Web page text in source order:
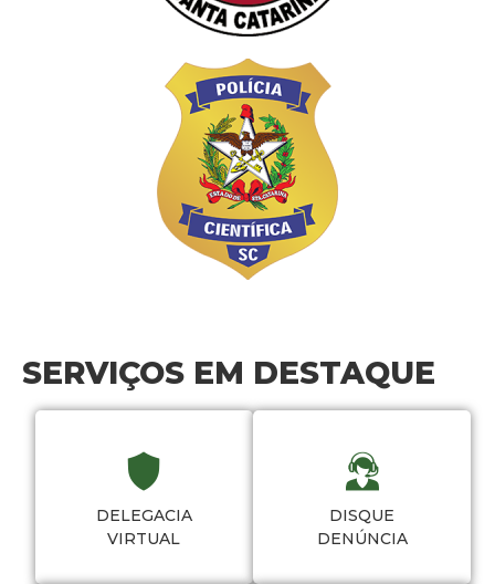
SERVIÇOS EM DESTAQUE
DELEGACIA
VIRTUAL
DISQUE
DENÚNCIA